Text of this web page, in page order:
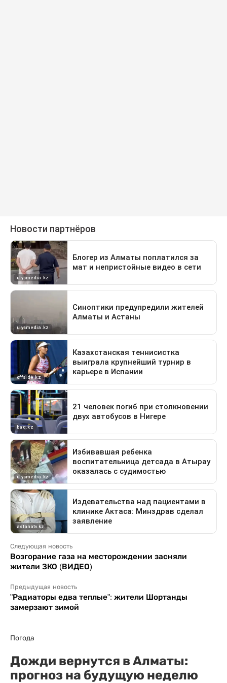
Следующая новость
Возгорание газа на месторождении засняли
жители ЗКО (ВИДЕО)
Предыдущая новость
"Радиаторы едва теплые": жители Шортанды
замерзают зимой
Погода
Дожди вернутся в Алматы:
прогноз на будущую неделю